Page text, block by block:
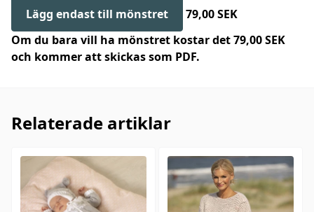
Lägg endast till mönstret
79,00 SEK
Om du bara vill ha mönstret kostar det 79,00 SEK
och kommer att skickas som PDF.
Relaterade artiklar